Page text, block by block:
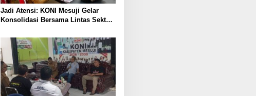
Jadi Atensi: KONI Mesuji Gelar
Konsolidasi Bersama Lintas Sektor,
Olahraga, Sarana Training Center
Para Atlet Daerah